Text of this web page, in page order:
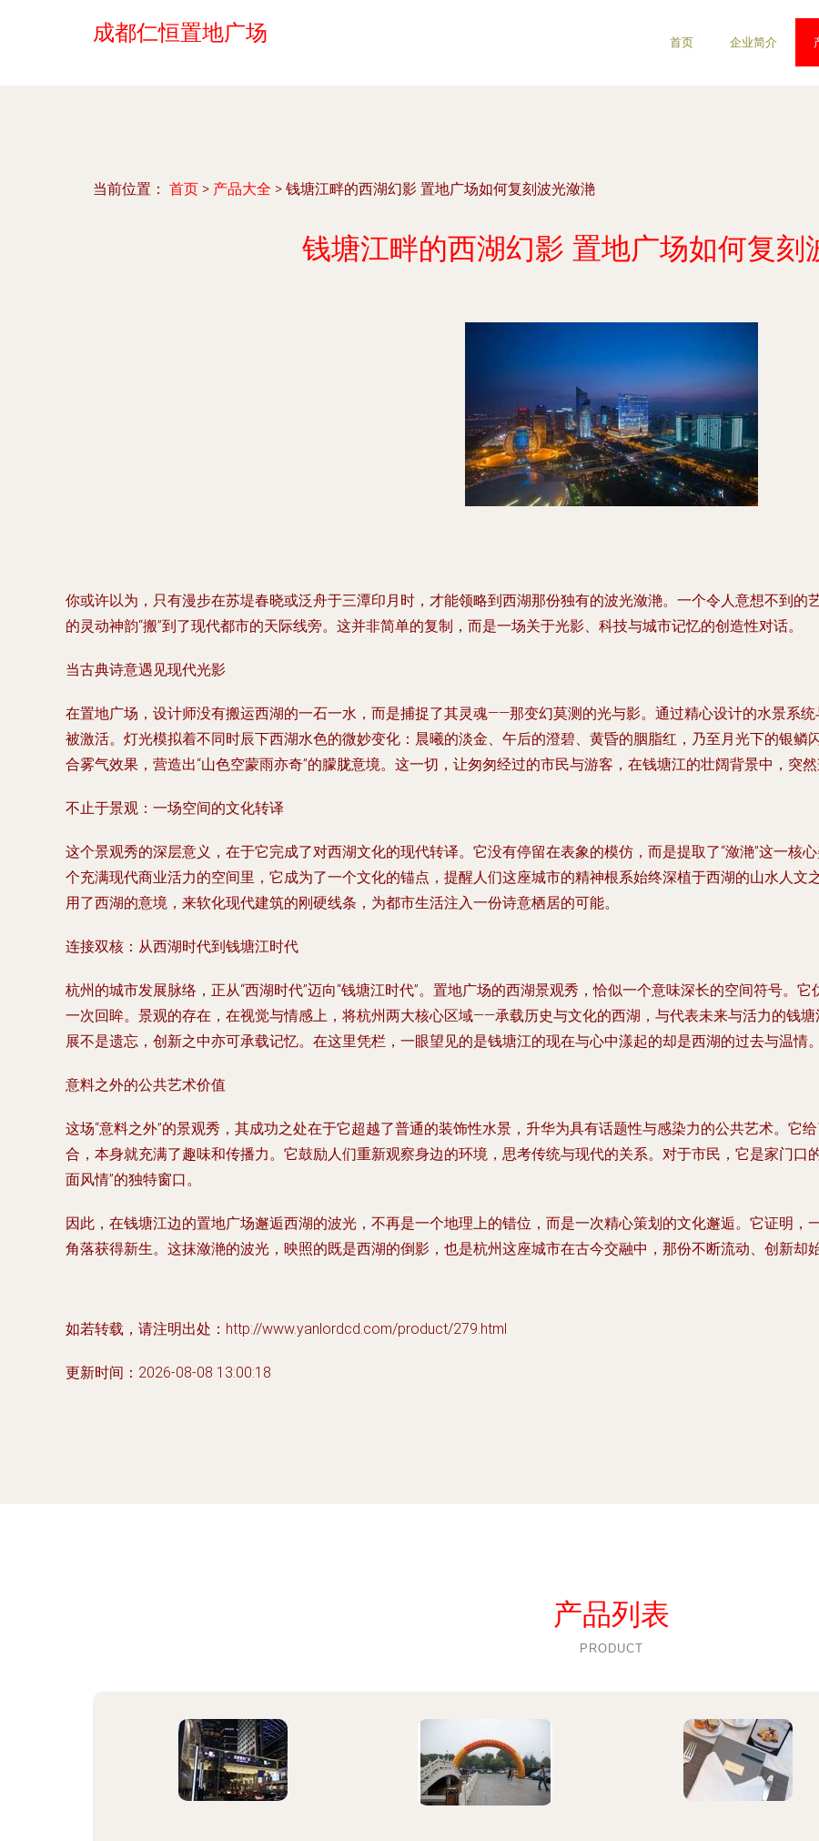
成都仁恒置地广场 首页 企业简介
当前位置： 首页 > 产品大全 > 钱塘江畔的西湖幻影 置地广场如何复刻波光潋滟
钱塘江畔的西湖幻影 置地广场如何复刻
你或许以为，只有漫步在苏堤春晓或泛舟于三潭印月时，才能领略到西湖那份独有的波光潋滟。一个令人意想不到的
的灵动神韵“搬”到了现代都市的天际线旁。这并非简单的复制，而是一场关于光影、科技与城市记忆的创造性对话。
当古典诗意遇见现代光影
在置地广场，设计师没有搬运西湖的一石一水，而是捕捉了其灵魂——那变幻莫测的光与影。通过精心设计的水景系
被激活。灯光模拟着不同时辰下西湖水色的微妙变化：晨曦的淡金、午后的澄碧、黄昏的胭脂红，乃至月光下的银
合雾气效果，营造出“山色空蒙雨亦奇”的朦胧意境。这一切，让匆匆经过的市民与游客，在钱塘江的壮阔背景中，突
不止于景观：一场空间的文化转译
这个景观秀的深层意义，在于它完成了对西湖文化的现代转译。它没有停留在表象的模仿，而是提取了“潋滟”这一
个充满现代商业活力的空间里，它成为了一个文化的锚点，提醒人们这座城市的精神根系始终深植于西湖的山水人文
用了西湖的意境，来软化现代建筑的刚硬线条，为都市生活注入一份诗意栖居的可能。
连接双核：从西湖时代到钱塘江时代
杭州的城市发展脉络，正从“西湖时代”迈向“钱塘江时代”。置地广场的西湖景观秀，恰似一个意味深长的空间符号。
一次回眸。景观的存在，在视觉与情感上，将杭州两大核心区域——承载历史与文化的西湖，与代表未来与活力的钱
展不是遗忘，创新之中亦可承载记忆。在这里凭栏，一眼望见的是钱塘江的现在与心中漾起的却是西湖的过去与温情。
意料之外的公共艺术价值
这场“意料之外”的景观秀，其成功之处在于它超越了普通的装饰性水景，升华为具有话题性与感染力的公共艺术。它
合，本身就充满了趣味和传播力。它鼓励人们重新观察身边的环境，思考传统与现代的关系。对于市民，它是家门口
面风情”的独特窗口。
因此，在钱塘江边的置地广场邂逅西湖的波光，不再是一个地理上的错位，而是一次精心策划的文化邂逅。它证明
角落获得新生。这抹潋滟的波光，映照的既是西湖的倒影，也是杭州这座城市在古今交融中，那份不断流动、创新却
如若转载，请注明出处：http://www.yanlordcd.com/product/279.html
更新时间：2026-08-08 13:00:18
产品列表
PRODUCT